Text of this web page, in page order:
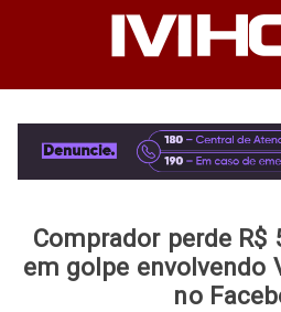
Comprador perde R$
em golpe envolvendo
no